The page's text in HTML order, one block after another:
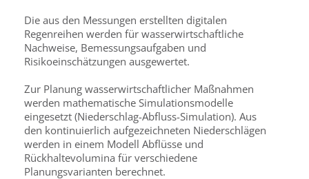
Die aus den Messungen erstellten digitalen
Regenreihen werden für wasserwirtschaftliche
Nachweise, Bemessungsaufgaben und
Risikoeinschätzungen ausgewertet.
Zur Planung wasserwirtschaftlicher Maßnahmen
werden mathematische Simulationsmodelle
eingesetzt (Niederschlag-Abfluss-Simulation). Aus
den kontinuierlich aufgezeichneten Niederschlägen
werden in einem Modell Abflüsse und
Rückhaltevolumina für verschiedene
Planungsvarianten berechnet.